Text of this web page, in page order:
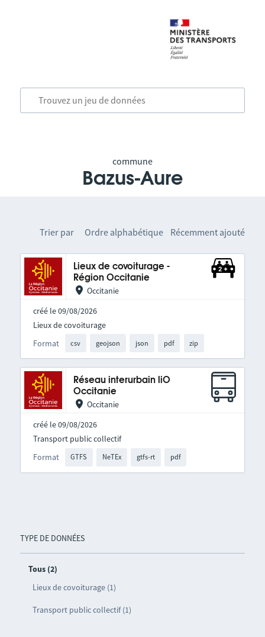
commune
Bazus-Aure
TYPE DE DONNÉES
Tous (2)
Lieux de covoiturage (1)
Transport public collectif (1)
Trier par Ordre alphabétique Récemment ajouté
Lieux de covoiturage -
Région Occitanie
Occitanie
créé le 09/08/2026
Format csv geojson json pdf zip
Lieux de covoiturage
Réseau interurbain liO
Occitanie
Occitanie
créé le 09/08/2026
Format GTFS NeTEx gtfs-rt pdf
Transport public collectif